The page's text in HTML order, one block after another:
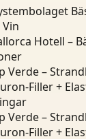
Hotell –
Verde –
Filler +
Verde –
Filler +